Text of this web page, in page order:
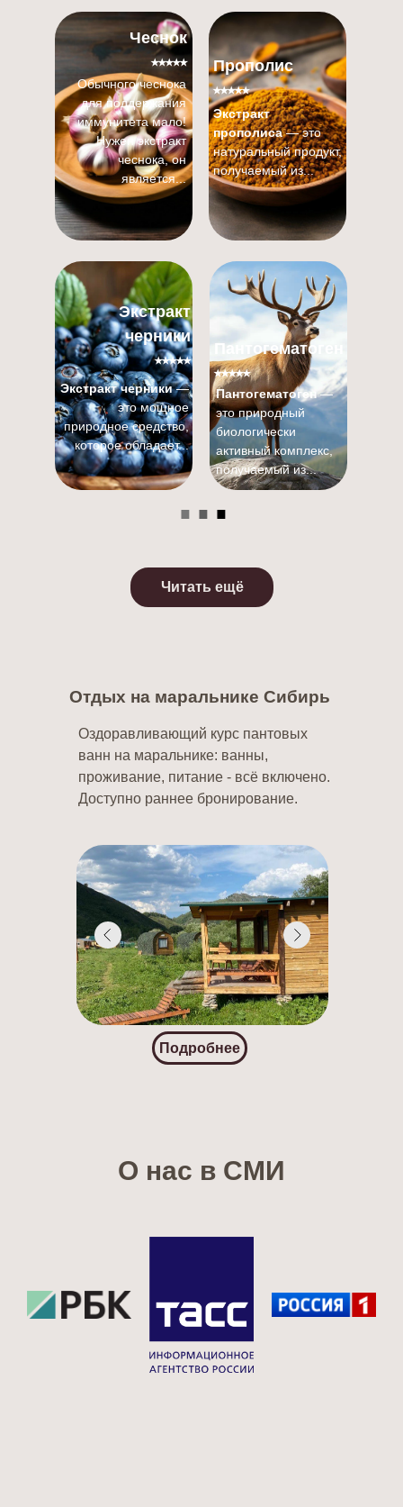
Пантогематоген
⭑⭑⭑⭑⭑
Пантогематоген—
это природный
биологически
активный комплекс,
получаемый из...
Экстракт
черники
⭑⭑⭑⭑⭑
Экстракт черники—
это мощное
природное средство,
которое обладает...
Прополис
⭑⭑⭑⭑⭑
Экстракт
прополиса— это
натуральный продукт,
получаемый из...
Чеснок
⭑⭑⭑⭑⭑
Обычного чеснока
для поддержания
иммунитета мало!
Нужен экстракт
чеснока, он
является...
Читать ещё
...
Отдых на маральнике Сибирь
Оздоравливающий курс пантовых
ванн на маральнике: ванны,
проживание, питание - всё включено.
Доступно раннее бронирование.
Подробнее
О нас в СМИ